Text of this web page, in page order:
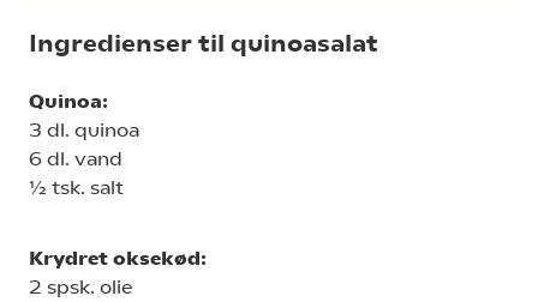
Ingredienser til quinoasalat
Quinoa:
3 dl. quinoa
6 dl. vand
½ tsk. salt
Krydret oksekød:
2 spsk. olie